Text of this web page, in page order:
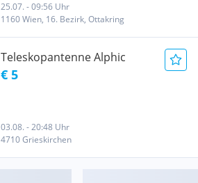
25.07. - 09:56 Uhr
1160 Wien, 16. Bezirk, Ottakring
Teleskopantenne Alphic
€ 5
03.08. - 20:48 Uhr
4710 Grieskirchen